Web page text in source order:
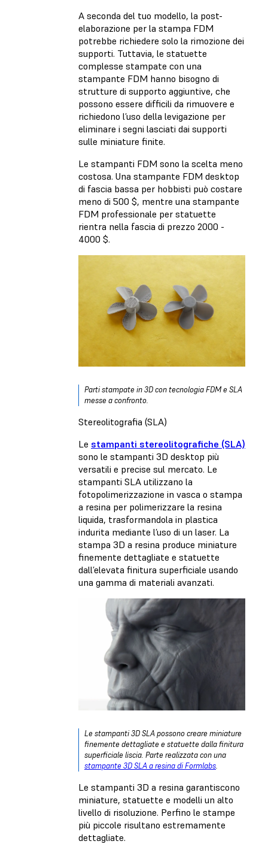
A seconda del tuo modello, la post-
elaborazione per la stampa FDM
potrebbe richiedere solo la rimozione dei
supporti. Tuttavia, le statuette
complesse stampate con una
stampante FDM hanno bisogno di
strutture di supporto aggiuntive, che
possono essere difficili da rimuovere e
richiedono l’uso della levigazione per
eliminare i segni lasciati dai supporti
sulle miniature finite.
Le stampanti FDM sono la scelta meno
costosa. Una stampante FDM desktop
di fascia bassa per hobbisti può costare
meno di 500 $, mentre una stampante
FDM professionale per statuette
rientra nella fascia di prezzo 2000 -
4000 $.
Parti stampate in 3D con tecnologia FDM e SLA
messe a confronto.
Stereolitografia (SLA)
Le stampanti stereolitografiche (SLA)
sono le stampanti 3D desktop più
versatili e precise sul mercato. Le
stampanti SLA utilizzano la
fotopolimerizzazione in vasca o stampa
a resina per polimerizzare la resina
liquida, trasformandola in plastica
indurita mediante l’uso di un laser. La
stampa 3D a resina produce miniature
finemente dettagliate e statuette
dall’elevata finitura superficiale usando
una gamma di materiali avanzati.
Le stampanti 3D SLA possono creare miniature
finemente dettagliate e statuette dalla finitura
superficiale liscia. Parte realizzata con una
stampante 3D SLA a resina di Formlabs.
Le stampanti 3D a resina garantiscono
miniature, statuette e modelli un alto
livello di risoluzione. Perfino le stampe
più piccole risultano estremamente
dettagliate.